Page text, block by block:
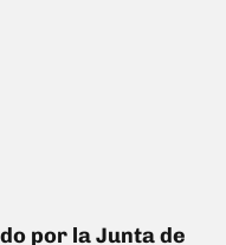
por la Junta de